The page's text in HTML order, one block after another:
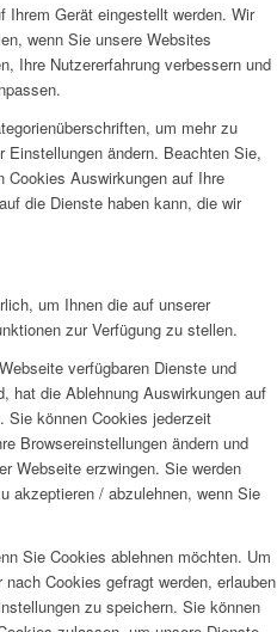
Ihrem Gerät eingestellt werden. Wir
wenn Sie unsere Websites
Ihre Nutzererfahrung verbessern und
um mehr zu
Einstellungen ändern. Beachten Sie,
Auswirkungen auf Ihre
die Dienste haben kann, die wir
um Ihnen die auf unserer
zur Verfügung zu stellen.
verfügbaren Dienste und
hat die Ablehnung Auswirkungen auf
Sie können Cookies jederzeit
Browsereinstellungen ändern und
Webseite erzwingen. Sie werden
akzeptieren / abzulehnen, wenn Sie
Sie Cookies ablehnen möchten. Um
Cookies gefragt werden, erlauben
zu speichern. Sie können